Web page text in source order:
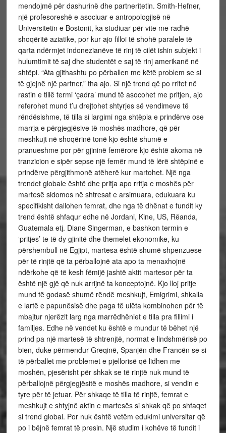
mendojmë për dashurinë dhe partneritetin. Smith-Hefner,
një profesoreshë e asociuar e antropologjisë në
Universitetin e Bostonit, ka studiuar për vite me radhë
shoqëritë aziatike, por kur ajo filloi të shohë paralele të
qarta ndërmjet indonezianëve të rinj të cilët ishin subjekt i
hulumtimit të saj dhe studentët e saj të rinj amerikanë në
shtëpi. “Ata gjithashtu po përballen me këtë problem se si
të gjejnë një partner,” tha ajo. Si një trend që po rritet në
rastin e tillë termi ‘çadra’ mund të asocohet me pritjen, ajo
referohet mund t’u drejtohet shtyrjes së vendimeve të
rëndësishme, të tilla si largimi nga shtëpia e prindërve ose
marrja e përgjegjësive të moshës madhore, që për
meshkujt në shoqërinë tonë kjo është shumë e
pranueshme por për gjininë femërore kjo është akoma në
tranzicion e sipër sepse një femër mund të lërë shtëpinë e
prindërve përgjithmonë atëherë kur martohet. Një nga
trendet globale është dhe pritja apo rritja e moshës për
martesë sidomos në shtresat e arsimuara, edukuara ku
specifikisht dallohen femrat, dhe nga të dhënat e fundit ky
trend është shfaqur edhe në Jordani, Kine, US, Rëanda,
Guatemala etj. Diane Singerman, e bashkon termin e
‘pritjes’ te të dy gjinitë dhe themelet ekonomike, ku
përshembull në Egjipt, martesa është shumë shpenzuese
për të rinjtë që ta përballojnë ata apo ta menaxhojnë
ndërkohe që të kesh fëmijë jashtë aktit martesor për ta
është një gjë që nuk arrijnë ta konceptojnë. Kjo lloj pritje
mund të godasë shumë rëndë meshkujt, Emigrimi, shkalla
e lartë e papunësisë dhe paga të ulëta kombinohen për të
mbajtur njerëzit larg nga marrëdhëniet e tilla pra fillimi i
familjes. Edhe në vendet ku është e mundur të bëhet një
prind pa një martesë të shtrenjtë, normat e lindshmërisë po
bien, duke përmendur Greqinë, Spanjën dhe Francën se si
të përballet me problemet e pjellorisë që lidhen me
moshën, pjesërisht për shkak se të rinjtë nuk mund të
përballojnë përgjegjësitë e moshës madhore, si vendin e
tyre për të jetuar. Për shkaqe të tilla të rinjtë, femrat e
meshkujt e shtyjnë aktin e martesës si shkak që po shfaqet
si trend global. Por nuk është vetëm edukimi universitar që
po i bëjnë femrat të presin. Një studim i kohëve të fundit i